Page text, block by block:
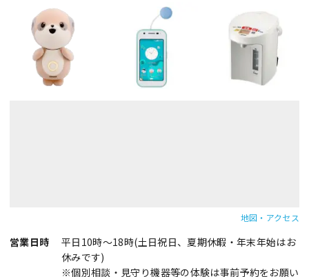
地図・アクセス
営業日時
平日10時～18時(土日祝日、夏期休暇・年末年始はお
休みです)
※個別相談・見守り機器等の体験は事前予約をお願い